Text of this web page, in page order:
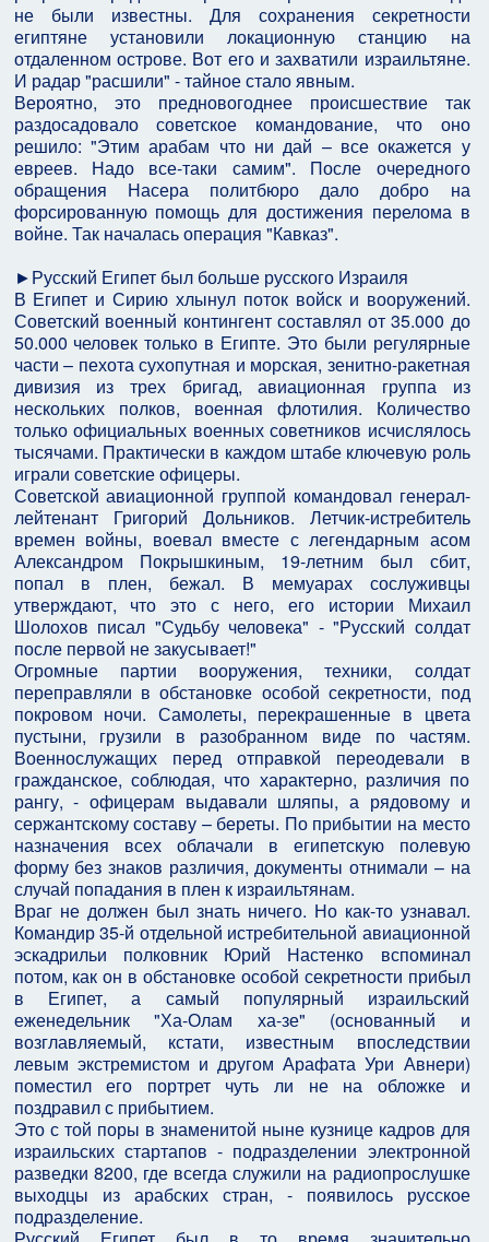
не были известны. Для сохранения секретности
египтяне установили локационную станцию на
отдаленном острове. Вот его и захватили израильтяне.
И радар "расшили" - тайное стало явным.
Вероятно, это предновогоднее происшествие так
раздосадовало советское командование, что оно
решило: "Этим арабам что ни дай – все окажется у
евреев. Надо все-таки самим". После очередного
обращения Насера политбюро дало добро на
форсированную помощь для достижения перелома в
войне. Так началась операция "Кавказ".
►Русский Египет был больше русского Израиля
В Египет и Сирию хлынул поток войск и вооружений.
Советский военный контингент составлял от 35.000 до
50.000 человек только в Египте. Это были регулярные
части – пехота сухопутная и морская, зенитно-ракетная
дивизия из трех бригад, авиационная группа из
нескольких полков, военная флотилия. Количество
только официальных военных советников исчислялось
тысячами. Практически в каждом штабе ключевую роль
играли советские офицеры.
Советской авиационной группой командовал генерал-
лейтенант Григорий Дольников. Летчик-истребитель
времен войны, воевал вместе с легендарным асом
Александром Покрышкиным, 19-летним был сбит,
попал в плен, бежал. В мемуарах сослуживцы
утверждают, что это с него, его истории Михаил
Шолохов писал "Судьбу человека" - "Русский солдат
после первой не закусывает!"
Огромные партии вооружения, техники, солдат
переправляли в обстановке особой секретности, под
покровом ночи. Самолеты, перекрашенные в цвета
пустыни, грузили в разобранном виде по частям.
Военнослужащих перед отправкой переодевали в
гражданское, соблюдая, что характерно, различия по
рангу, - офицерам выдавали шляпы, а рядовому и
сержантскому составу – береты. По прибытии на место
назначения всех облачали в египетскую полевую
форму без знаков различия, документы отнимали – на
случай попадания в плен к израильтянам.
Враг не должен был знать ничего. Но как-то узнавал.
Командир 35-й отдельной истребительной авиационной
эскадрильи полковник Юрий Настенко вспоминал
потом, как он в обстановке особой секретности прибыл
в Египет, а самый популярный израильский
еженедельник "Ха-Олам ха-зе" (основанный и
возглавляемый, кстати, известным впоследствии
левым экстремистом и другом Арафата Ури Авнери)
поместил его портрет чуть ли не на обложке и
поздравил с прибытием.
Это с той поры в знаменитой ныне кузнице кадров для
израильских стартапов - подразделении электронной
разведки 8200, где всегда служили на радиопрослушке
выходцы из арабских стран, - появилось русское
подразделение.